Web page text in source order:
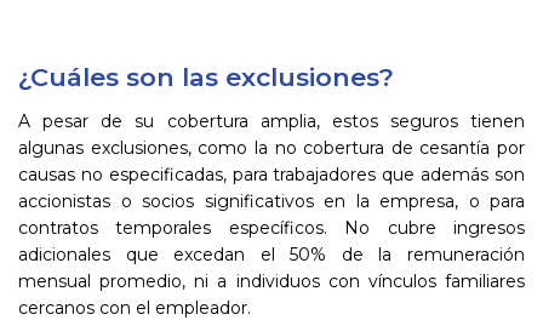
¿Cuáles son las exclusiones?
A pesar de su cobertura amplia, estos seguros tienen
algunas exclusiones, como la no cobertura de cesantía por
causas no especificadas, para trabajadores que además son
accionistas o socios significativos en la empresa, o para
contratos temporales específicos. No cubre ingresos
adicionales que excedan el 50% de la remuneración
mensual promedio, ni a individuos con vínculos familiares
cercanos con el empleador.